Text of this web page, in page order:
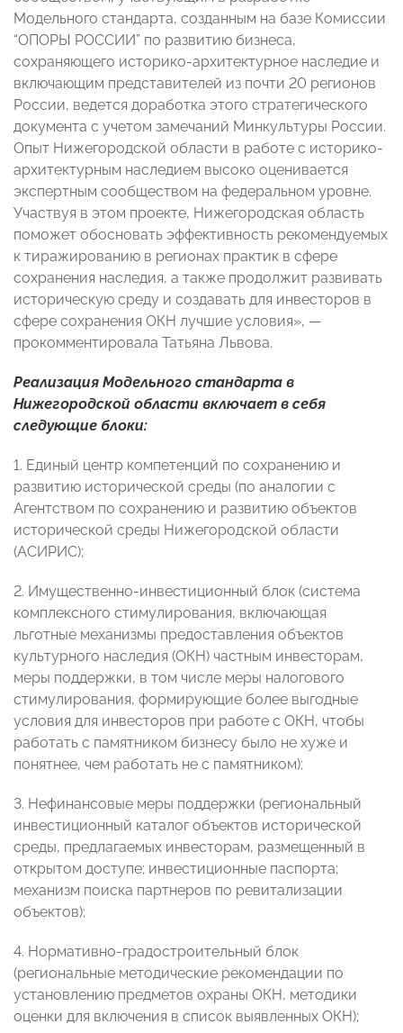
Модельного стандарта, созданным на базе Комиссии
“ОПОРЫ РОССИИ” по развитию бизнеса,
сохраняющего историко-архитектурное наследие и
включающим представителей из почти 20 регионов
России, ведется доработка этого стратегического
документа с учетом замечаний Минкультуры России.
Опыт Нижегородской области в работе с историко-
архитектурным наследием высоко оценивается
экспертным сообществом на федеральном уровне.
Участвуя в этом проекте, Нижегородская область
поможет обосновать эффективность рекомендуемых
к тиражированию в регионах практик в сфере
сохранения наследия, а также продолжит развивать
историческую среду и создавать для инвесторов в
сфере сохранения ОКН лучшие условия», —
прокомментировала Татьяна Львова.
Реализация Модельного стандарта в
Нижегородской области включает в себя
следующие блоки:
1. Единый центр компетенций по сохранению и
развитию исторической среды (по аналогии с
Агентством по сохранению и развитию объектов
исторической среды Нижегородской области
(АСИРИС);
2. Имущественно-инвестиционный блок (система
комплексного стимулирования, включающая
льготные механизмы предоставления объектов
культурного наследия (ОКН) частным инвесторам,
меры поддержки, в том числе меры налогового
стимулирования, формирующие более выгодные
условия для инвесторов при работе с ОКН, чтобы
работать с памятником бизнесу было не хуже и
понятнее, чем работать не с памятником);
3. Нефинансовые меры поддержки (региональный
инвестиционный каталог объектов исторической
среды, предлагаемых инвесторам, размещенный в
открытом доступе; инвестиционные паспорта;
механизм поиска партнеров по ревитализации
объектов);
4. Нормативно-градостроительный блок
(региональные методические рекомендации по
установлению предметов охраны ОКН, методики
оценки для включения в список выявленных ОКН);